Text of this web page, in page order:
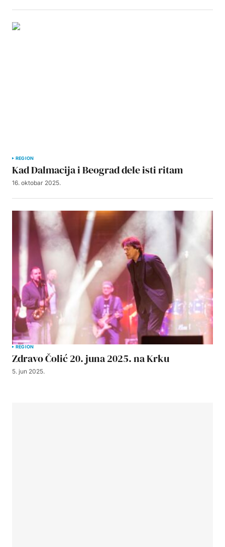
REGION
Kad Dalmacija i Beograd dele isti ritam
16. oktobar 2025.
REGION
Zdravo Čolić 20. juna 2025. na Krku
5. jun 2025.